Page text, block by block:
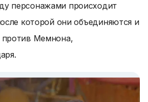
персонажами происходит
которой они объединяются и
Мемнона,